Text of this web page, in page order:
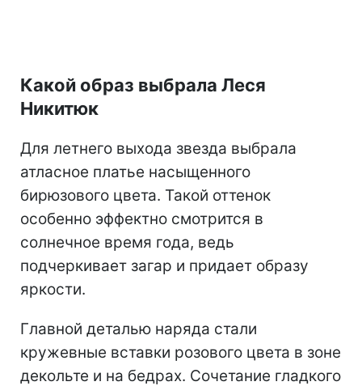
Какой образ выбрала Леся
Никитюк
Для летнего выхода звезда выбрала
атласное платье насыщенного
бирюзового цвета. Такой оттенок
особенно эффектно смотрится в
солнечное время года, ведь
подчеркивает загар и придает образу
яркости.
Главной деталью наряда стали
кружевные вставки розового цвета в зоне
декольте и на бедрах. Сочетание гладкого